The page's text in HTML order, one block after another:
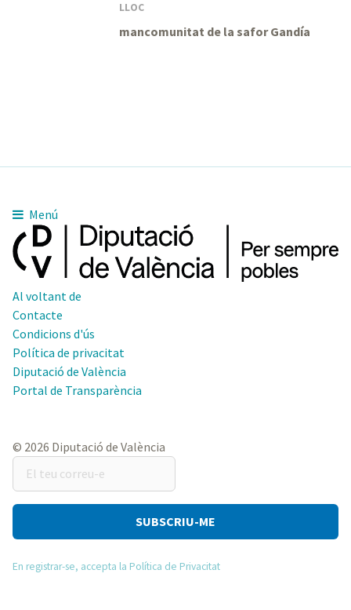
LLOC
mancomunitat de la safor Gandía
Menú
Al voltant de
Contacte
Condicions d'ús
Política de privacitat
Diputació de València
Portal de Transparència
© 2026 Diputació de València
El
teu
correu-
En registrar-se, accepta la Política de Privacitat